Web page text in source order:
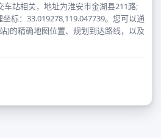
车站相关，地址为淮安市金湖县211路;
标：33.019278,119.047739。您可以通
)的精确地图位置、规划到达路线，以及